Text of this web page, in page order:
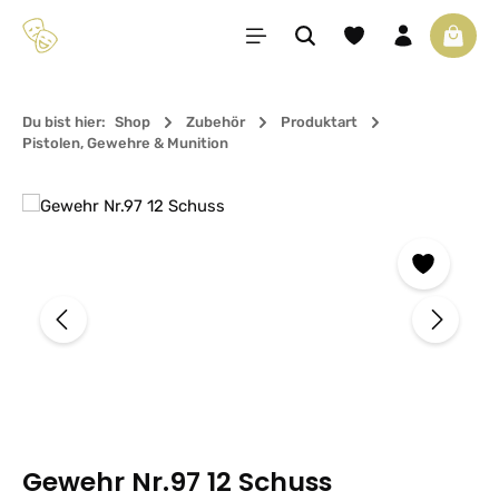
Zum Hauptinhalt springen Du hast 0 Produkte
Du bist hier: Shop Zubehör
Produktart
Pistolen, Gewehre & Munition
Bildergalerie überspringen
Gewehr Nr.97 12 Schuss